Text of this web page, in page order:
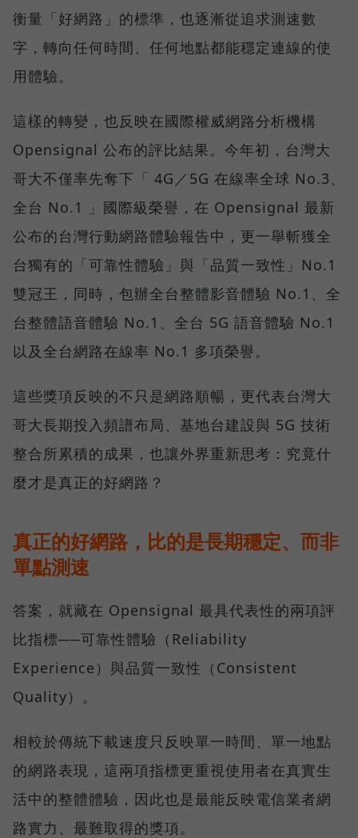
衡量「好網路」的標準，也逐漸從追求測速數
字，轉向任何時間、任何地點都能穩定連線的使
用體驗。
這樣的轉變，也反映在國際權威網路分析機構
Opensignal 公布的評比結果。今年初，台灣大
哥大不僅率先奪下「 4G／5G 在線率全球 No.3、
全台 No.1 」國際級榮譽，在 Opensignal 最新
公布的台灣行動網路體驗報告中，更一舉斬獲全
台獨有的「可靠性體驗」與「品質一致性」No.1
雙冠王，同時，包辦全台整體影音體驗 No.1、全
台整體語音體驗 No.1、全台 5G 語音體驗 No.1
以及全台網路在線率 No.1 多項榮譽。
這些獎項反映的不只是網路順暢，更代表台灣大
哥大長期投入頻譜布局、基地台建設與 5G 技術
整合所累積的成果，也讓外界重新思考：究竟什
麼才是真正的好網路？
真正的好網路，比的是長期穩定、而非
單點測速
答案，就藏在 Opensignal 最具代表性的兩項評
比指標──可靠性體驗（Reliability
Experience）與品質一致性（Consistent
Quality）。
相較於傳統下載速度只反映單一時間、單一地點
的網路表現，這兩項指標更重視使用者在真實生
活中的整體體驗，因此也是最能反映電信業者網
路實力、最難取得的獎項。